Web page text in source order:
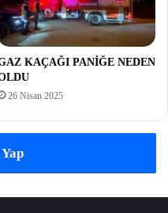
KAÇAĞI PANİĞE NEDEN
26 Nisan 2025